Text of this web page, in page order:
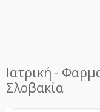
Ιατρική -
Σλοβακία